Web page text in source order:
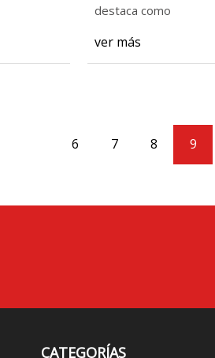
destaca como
ver más
6 7 8 9
CATEGORÍAS